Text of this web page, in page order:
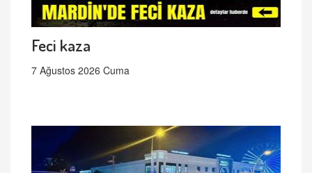
Feci kaza
7 Ağustos 2026 Cuma